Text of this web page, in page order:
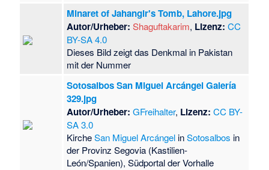
Minaret of Jahangir's Tomb, Lahore.jpg
Autor/Urheber: Shaguftakarim, Lizenz: CC
BY-SA 4.0
Dieses Bild zeigt das Denkmal in Pakistan
mit der Nummer
Sotosalbos San Miguel Arcángel Galería
329.jpg
Autor/Urheber: GFreihalter, Lizenz: CC BY-
SA 3.0
KircheSan Miguel Arcángel inSotosalbos in
der Provinz Segovia (Kastilien-
León/Spanien), Südportal der Vorhalle